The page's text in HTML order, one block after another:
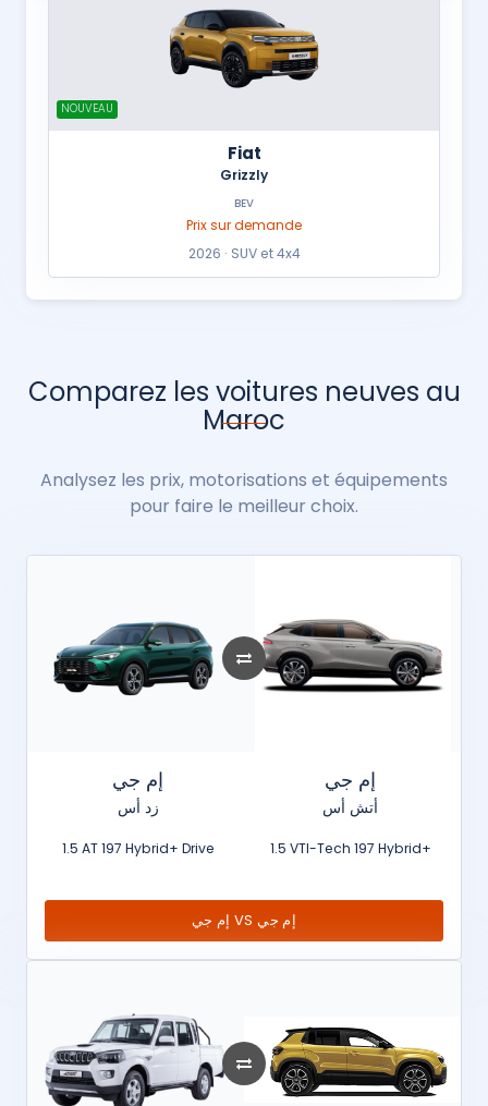
NOUVEAU
Fiat
Grizzly
BEV
Prix sur demande
2026 · SUV et 4x4
Comparez les voitures neuves au
Maroc
Analysez les prix, motorisations et équipements
pour faire le meilleur choix.
إم جي
زد أس
1.5 AT 197 Hybrid+ Drive
إم جي
أتش أس
1.5 VTI-Tech 197 Hybrid+
إم جي VS إم جي